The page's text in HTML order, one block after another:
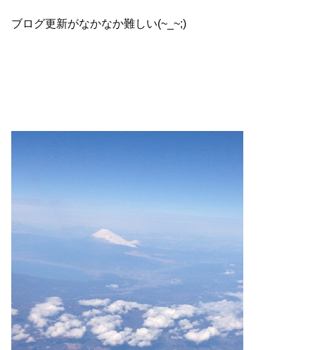
ブログ更新がなかなか難しい(~_~;)